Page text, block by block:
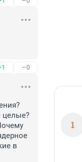
–0
целые?
в
1